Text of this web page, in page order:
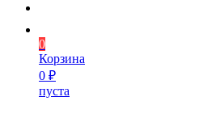
0
Корзина
0 ₽
пуста